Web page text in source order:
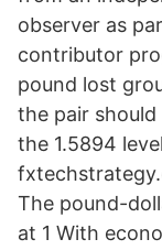
observer as
contributor
pound lost
the pair
the 1.5894
The pound-
at 1 With